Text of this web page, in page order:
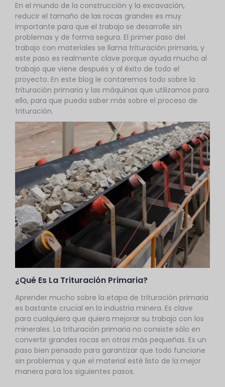
En el mundo de la construcción y la excavación,
reducir el tamaño de las rocas grandes es muy
importante para que el trabajo se desarrolle sin
problemas y de forma segura. El primer paso del
trabajo con materiales se llama trituración primaria, y
este paso es realmente clave porque ayuda mucho al
trabajo que viene después y al éxito de todo el
proyecto. En este blog le contaremos todo sobre la
trituración primaria y las máquinas que utilizamos para
ello, para que pueda saber más sobre el proceso de
trituración.
¿Qué Es La Trituración Primaria?
Aprender mucho sobre la etapa de trituración primaria
es bastante crucial en la industria minera. Es clave
para cualquiera que quiera mejorar su trabajo con los
minerales. La trituración primaria no consiste sólo en
convertir grandes rocas en otras más pequeñas. Es un
paso bien pensado para garantizar que todo funcione
sin problemas y que el material esté listo de la mejor
manera para los siguientes pasos.